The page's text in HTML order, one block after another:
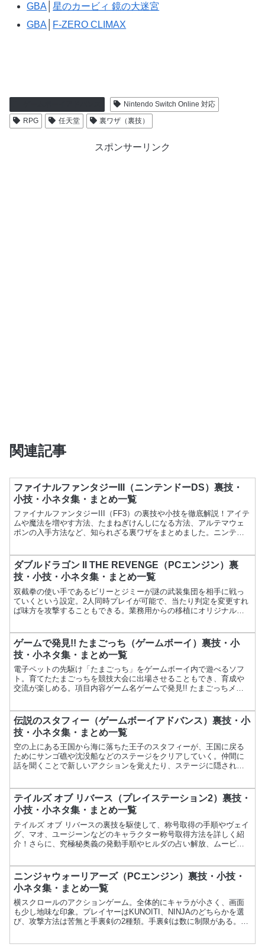
GBA │星のカービィ 鏡の大迷宮
GBA
F-ZERO CLIMAX
Nintendo Switch Online 対応
RPG
任天堂 裏ワザ（裏技）
スポンサーリンク
関連記事
ファイナルファンタジーIII（ニンテンドーDS）裏技・
小技・小ネタ集・まとめ一覧
ファイナルファンタジーIII（FF3）の裏技や小技を徹底解説！アイテ
ムや魔法を増やす方法、たまねぎけんしになる方法、アルテマウェ
ポンの入手方法など、知られざる裏ワザをまとめました。ニンテン
ダブルドラゴン II THE REVENGE（PCエンジン）裏
技・小技・小ネタ集・まとめ一覧
双截拳の使い手であるビリーとジミーが謎の武装集団を相手に戦っ
ていくという設定。2人同時プレイが可能で、当たり判定を変更すれ
ば味方を攻撃することもできる。業務用からの移植にオリジナルの
ゲームで発見!! たまごっち（ゲームボーイ）裏技・小
技・小ネタ集・まとめ一覧
電子ペットの先駆け「たまごっち」をゲームボーイ内で遊べるソフ
ト。育てたたまごっちを競技大会に出場させることもでき、育成や
交流が楽しめる。項目内容ゲーム名ゲームで発見!! たまごっちメー
伝説のスタフィー（ゲームボーイアドバンス）裏技・小
技・小ネタ集・まとめ一覧
空の上にある王国から海に落ちた王子のスタフィーが、王国に戻る
ためにサンゴ礁や沈没船などのステージをクリアしていく。仲間に
話を聞くことで新しいアクションを覚えたり、ステージに隠された
テイルズ オブ リバース（プレイステーション2）裏技・
小技・小ネタ集・まとめ一覧
テイルズ オブ リバースの裏技を駆使して、称号取得の手順やヴェイ
グ、マオ、ユージーンなどのキャラクター称号取得方法を詳しく紹
介！さらに、究極秘奥義の発動手順やヒルダの占い解放、ムービー
ニンジャウォーリアーズ（PCエンジン）裏技・小技・
小ネタ集・まとめ一覧
横スクロールのアクションゲーム。全体的にキャラが小さく、画面
も少し地味な印象。プレイヤーはKUNOITI、NINJAのどちらかを選
び、攻撃方法は苦無と手裏剣の2種類。手裏剣は数に制限がある。項